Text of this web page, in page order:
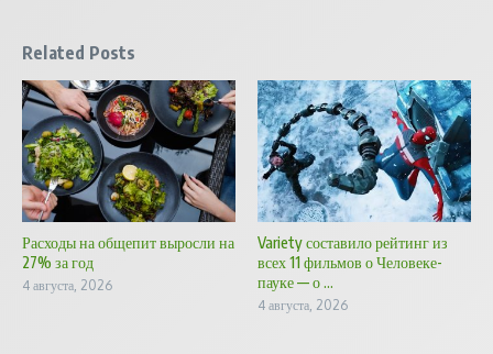
Related Posts
Расходы на общепит выросли на
27% за год
4 августа, 2026
Variety составило рейтинг из
всех 11 фильмов о Человеке-
пауке — о ...
4 августа, 2026